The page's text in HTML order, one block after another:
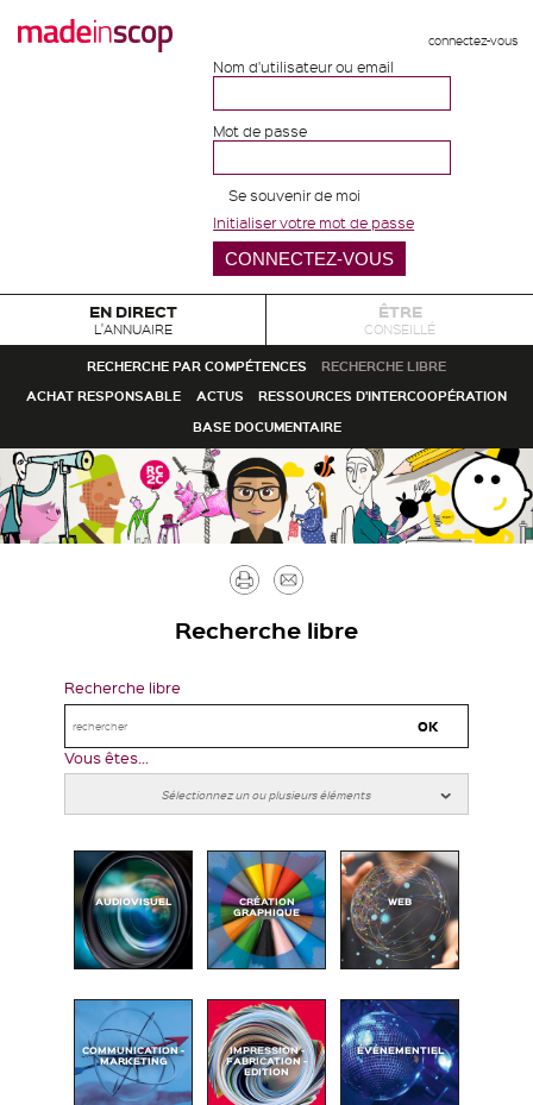
connectez-vous
Nom d'utilisateur ou email
Mot de passe
Se souvenir de moi
Initialiser votre mot de passe
EN DIRECT
L'ANNUAIRE
ÊTRE
CONSEILLÉ
RECHERCHE PAR COMPÉTENCES
RECHERCHE LIBRE
ACHAT RESPONSABLE
ACTUS
RESSOURCES D'INTERCOOPÉRATION
BASE DOCUMENTAIRE
Imprimer
Recherche libre
Recherche libre
Vous êtes...
AUDIOVISUEL CRÉATION
GRAPHIQUE
WEB
COMMUNICATION -
MARKETING
IMPRESSION -
FABRICATION -
EDITION
ÉVÉNEMENTIEL